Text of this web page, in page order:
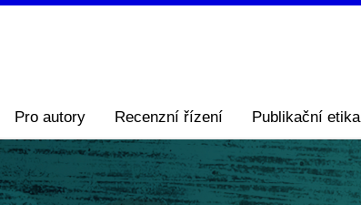
Pro autory Recenzní řízení Publikační etika